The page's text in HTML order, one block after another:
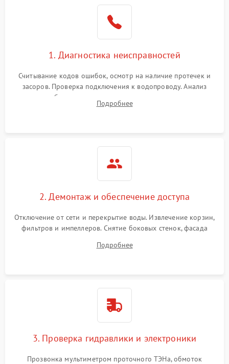
1. Диагностика неисправностей
Считывание кодов ошибок, осмотр на наличие протечек и
засоров. Проверка подключения к водопроводу. Анализ
жалоб на отсутствие слива, нагрева, вращения
разбрызгивателей или срабатывание системы защиты
Подробнее
2. Демонтаж и обеспечение доступа
Отключение от сети и перекрытие воды. Извлечение корзин,
фильтров и импеллеров. Снятие боковых стенок, фасада
циркуляционному насосу, ТЭНу и сливной помпе.
Подробнее
3. Проверка гидравлики и электроники
Прозвонка мультиметром проточного ТЭНа, обмоток